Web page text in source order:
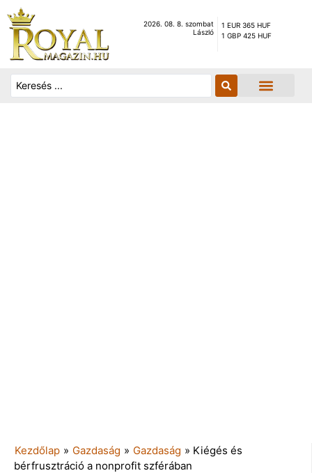
2026. 08. 8. szombat
László
1 EUR 365 HUF
1 GBP 425 HUF
Kezdőlap » Gazdaság » Gazdaság » Kiégés és
bérfrusztráció a nonprofit szférában